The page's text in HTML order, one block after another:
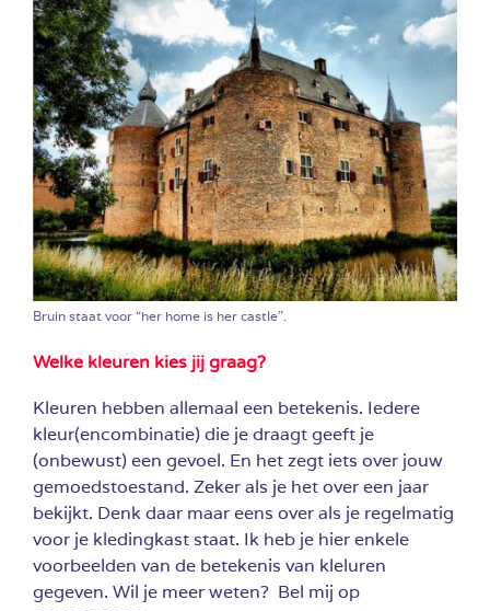
Bruin staat voor “her home is her castle”.
Welke kleuren kies jij graag?
Kleuren hebben allemaal een betekenis. Iedere
kleur(encombinatie) die je draagt geeft je
(onbewust) een gevoel. En het zegt iets over jouw
gemoedstoestand. Zeker als je het over een jaar
bekijkt. Denk daar maar eens over als je regelmatig
voor je kledingkast staat. Ik heb je hier enkele
voorbeelden van de betekenis van kleluren
gegeven. Wil je meer weten? Bel mij op